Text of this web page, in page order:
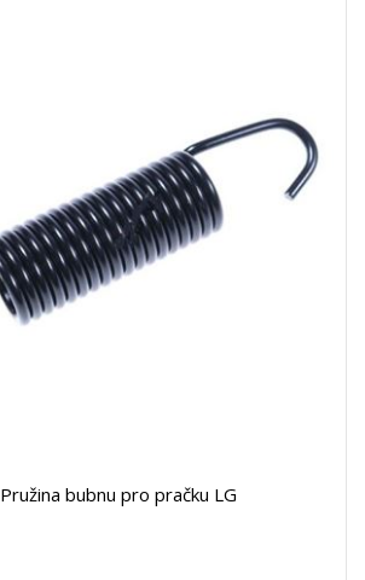
bubnu pro pračku LG